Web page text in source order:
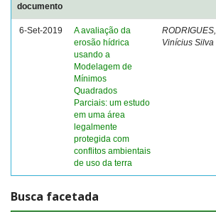
documento
6-Set-2019
A avaliação da
erosão hídrica
usando a
Modelagem de
Mínimos
Quadrados
Parciais: um estudo
em uma área
legalmente
protegida com
conflitos ambientais
de uso da terra
RODRIGUES,
Vinícius Silva
Busca facetada